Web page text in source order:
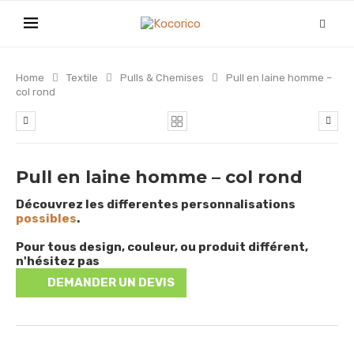
Home Textile Pulls & Chemises
Pull en laine homme –
col rond
Pull en laine homme – col rond
Découvrez les differentes personnalisations
possibles.
Pour tous design, couleur, ou produit différent,
n'hésitez pas
DEMANDER UN DEVIS